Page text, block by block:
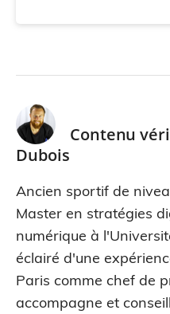
Contenu
Dubois
Ancien sportif de
Master en stratégies
numérique à
éclairé d'une
Paris comme chef de
accompagne et